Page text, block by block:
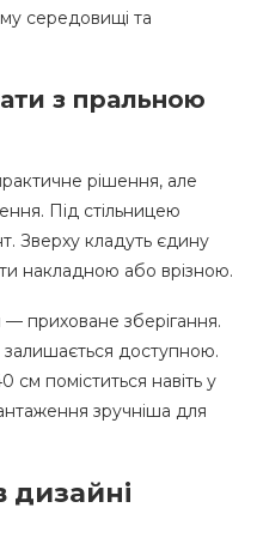
середовищі та
з пральною
рішення, але
Під стільницею
Зверху кладуть єдину
накладною або врізною.
приховане зберігання.
доступною.
поміститься навіть у
зручніша для
дизайні